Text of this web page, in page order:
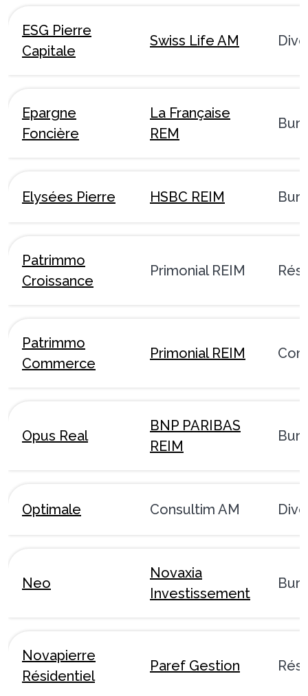
ESG Pierre
Capitale
Swiss Life AM
Epargne
Foncière
La Française
REM
Elysées Pierre HSBC REIM
Patrimmo
Croissance
Primonial REIM
Patrimmo
Commerce
Primonial REIM
Opus Real
BNP PARIBAS
REIM
Optimale Consultim AM
Neo
Novaxia
Investissement
Novapierre
Résidentiel
Paref Gestion